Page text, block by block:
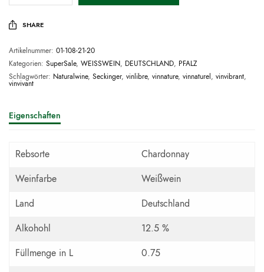
SHARE
Artikelnummer: 01-108-21-20
Kategorien: SuperSale, WEISSWEIN, DEUTSCHLAND, PFALZ
Schlagwörter: Naturalwine, Seckinger, vinlibre, vinnature, vinnaturel, vinvibrant,
vinvivant
Eigenschaften
Rebsorte
Chardonnay
Weinfarbe
Weißwein
Land
Deutschland
Alkohohl
12.5 %
Füllmenge in L
0.75